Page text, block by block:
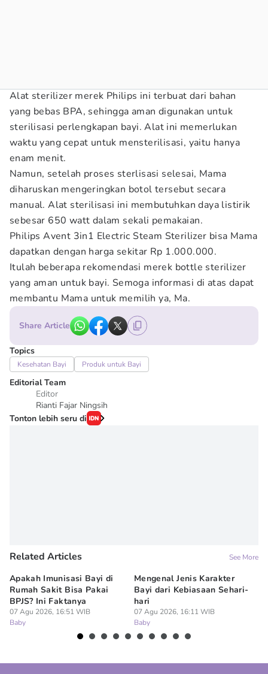
Alat sterilizer merek Philips ini terbuat dari bahan
yang bebas BPA, sehingga aman digunakan untuk
sterilisasi perlengkapan bayi. Alat ini memerlukan
waktu yang cepat untuk mensterilisasi, yaitu hanya
enam menit.
Namun, setelah proses sterlisasi selesai, Mama
diharuskan mengeringkan botol tersebut secara
manual. Alat sterilisasi ini membutuhkan daya listirik
sebesar 650 watt dalam sekali pemakaian.
Philips Avent 3in1 Electric Steam Sterilizer bisa Mama
dapatkan dengan harga sekitar Rp 1.000.000.
Itulah beberapa rekomendasi merek bottle sterilizer
yang aman untuk bayi. Semoga informasi di atas dapat
membantu Mama untuk memilih ya, Ma.
Share Article
Topics
Kesehatan Bayi Produk untuk Bayi
Editorial Team
Editor
Rianti Fajar Ningsih
Tonton lebih seru di
Related Articles See More
Apakah Imunisasi Bayi di
Rumah Sakit Bisa Pakai
BPJS? Ini Faktanya
07 Agu 2026, 16:51 WIB
Baby
Mengenal Jenis Karakter
Bayi dari Kebiasaan Sehari-
hari
07 Agu 2026, 16:11 WIB
Baby